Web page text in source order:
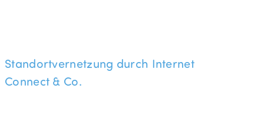
Standortvernetzung durch Internet
Connect & Co.